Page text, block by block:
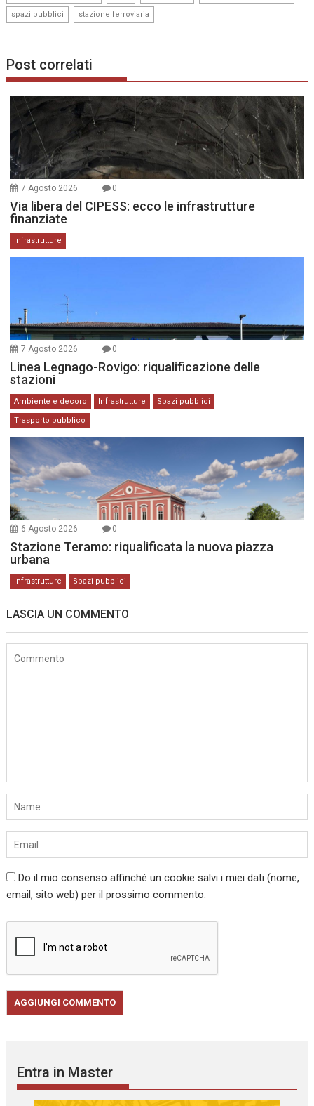
spazi pubblici stazione ferroviaria
Post correlati
7 Agosto 2026 0
Via libera del CIPESS: ecco le infrastrutture
finanziate
Infrastrutture
7 Agosto 2026 0
Linea Legnago-Rovigo: riqualificazione delle
stazioni
Ambiente e decoro Infrastrutture Spazi pubblici
Trasporto pubblico
6 Agosto 2026 0
Stazione Teramo: riqualificata la nuova piazza
urbana
Infrastrutture Spazi pubblici
LASCIA UN COMMENTO
Do il mio consenso affinché un cookie salvi i miei dati (nome,
email, sito web) per il prossimo commento.
Entra in Master